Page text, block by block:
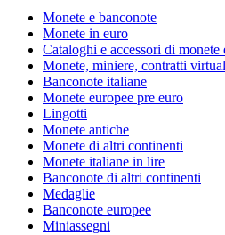
Monete e banconote
Monete in euro
Cataloghi e accessori di monete
Monete, miniere, contratti
Banconote italiane
Monete europee pre euro
Lingotti
Monete antiche
Monete di altri continenti
Monete italiane in lire
Banconote di altri continenti
Medaglie
Banconote europee
Miniassegni